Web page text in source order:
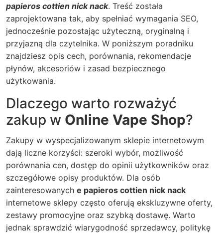
papieros cottien nick nack. Treść została
zaprojektowana tak, aby spełniać wymagania SEO,
jednocześnie pozostając użyteczną, oryginalną i
przyjazną dla czytelnika. W poniższym poradniku
znajdziesz opis cech, porównania, rekomendacje
płynów, akcesoriów i zasad bezpiecznego
użytkowania.
Dlaczego warto rozważyć
zakup w Online Vape Shop?
Zakupy w wyspecjalizowanym sklepie internetowym
dają liczne korzyści: szeroki wybór, możliwość
porównania cen, dostęp do opinii użytkowników oraz
szczegółowe opisy produktów. Dla osób
zainteresowanych e papieros cottien nick nack
internetowe sklepy często oferują ekskluzywne oferty,
zestawy promocyjne oraz szybką dostawę. Warto
jednak sprawdzić wiarygodność sprzedawcy, politykę